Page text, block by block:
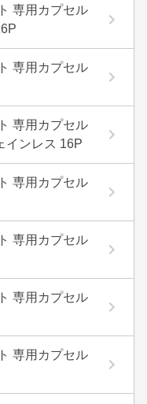
専用カプセル
専用カプセル
専用カプセル
インレス 16P
専用カプセル
専用カプセル
専用カプセル
専用カプセル